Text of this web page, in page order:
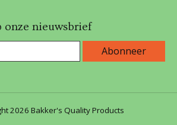
onze nieuwsbrief
Abonneer
2026 Bakker's Quality Products